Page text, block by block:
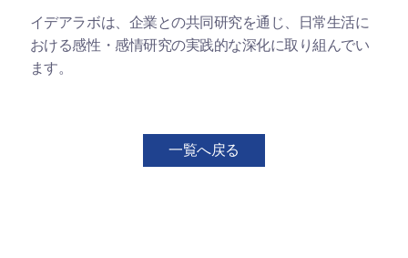
イデアラボは、企業との共同研究を通じ、日常生活に
おける感性・感情研究の実践的な深化に取り組んでい
ます。
一覧へ戻る